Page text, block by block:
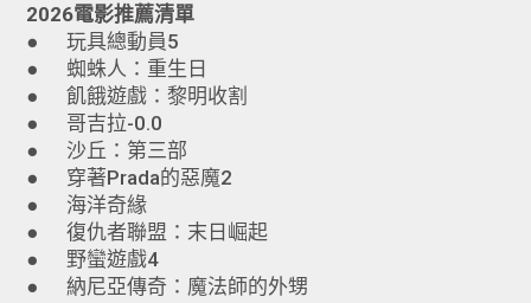
2026電影推薦清單
● 玩具總動員5
● 蜘蛛人：重生日
● 飢餓遊戲：黎明收割
● 哥吉拉-0.0
● 沙丘：第三部
● 穿著Prada的惡魔2
● 海洋奇緣
● 復仇者聯盟：末日崛起
● 野蠻遊戲4
● 納尼亞傳奇：魔法師的外甥